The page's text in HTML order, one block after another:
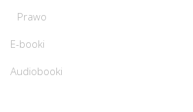
Prawo
E-booki
Audiobooki